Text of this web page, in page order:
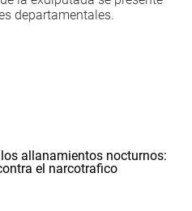
departamentales.